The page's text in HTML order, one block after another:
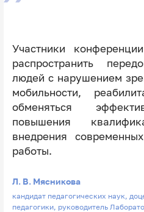
Участники
распространить
людей с нарушением
мобильности,
обменяться
повышения
внедрения
работы.
Л. В. Мясникова
кандидат педагогических наук,
педагогики, руководитель